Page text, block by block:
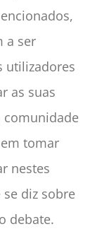
a ser
utilizadores
as suas
comunidade
tomar
nestes
diz sobre
debate.